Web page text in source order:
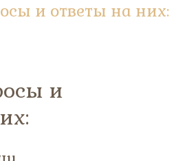
и ответы на них:
и